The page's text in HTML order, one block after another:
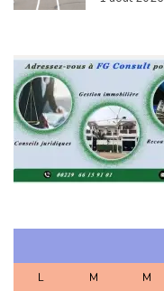
L M M